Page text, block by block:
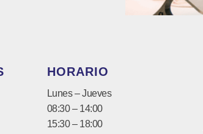
HORARIO
Lunes – Jueves
08:30 – 14:00
15:30 – 18:00